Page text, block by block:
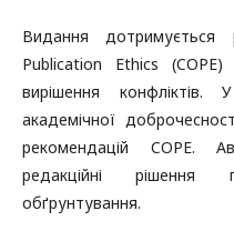
Видання дотримується
Publication Ethics
вирішення
академічної
рекомендацій COPE.
редакційні рішення
обґрунтування.